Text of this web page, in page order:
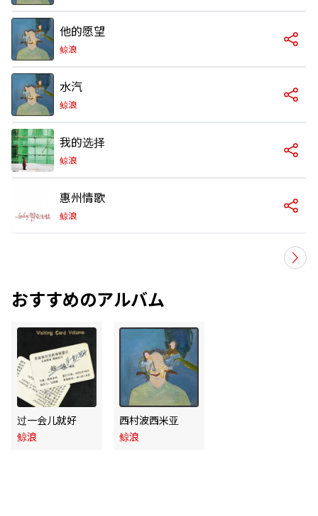
他的愿望
鲸浪
水汽
鲸浪
我的选择
鲸浪
惠州情歌
鲸浪
おすすめのアルバム
过一会儿就好
鲸浪
西村波西米亚
鲸浪